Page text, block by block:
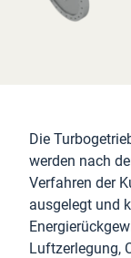
Die
werden nach
Verfahren der
ausgelegt und
Luftzerlegung,